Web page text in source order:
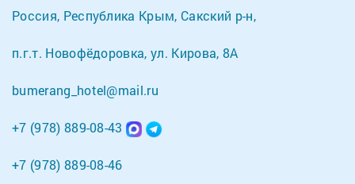
Россия, Республика Крым, Сакский р-н,
п.г.т. Новофёдоровка, ул. Кирова, 8А
bumerang_hotel@mail.ru
+7 (978) 889-08-43
+7 (978) 889-08-46